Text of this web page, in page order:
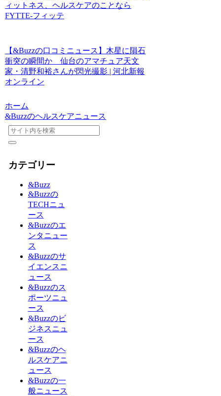
ィットネス、ヘルスケアのことなら
FYTTE-フィッテ
【&Buzzの口コミニュース】木星に隕石
衝突の瞬間か 仙台のアマチュア天文
家・清野和裕さんが閃光撮影 | 河北新報
オンライン
ホーム
&Buzzのヘルスケアニュース
カテゴリー
&Buzz
&Buzzの
TECHニュ
ース
&Buzzのエ
ンタニュー
ス
&Buzzのサ
イエンスニ
ュース
&Buzzのス
ポーツニュ
ース
&Buzzのビ
ジネスニュ
ース
&Buzzのヘ
ルスケアニ
ュース
&Buzzの一
般ニュース